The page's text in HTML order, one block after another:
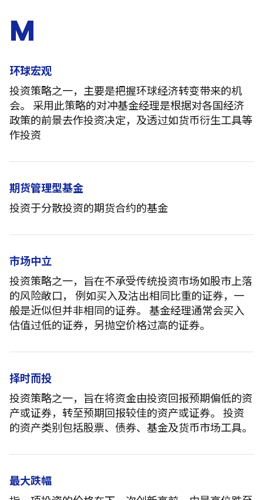
M
环球宏观
投资策略之一，主要是把握环球经济转变带来的机
会。 采用此策略的对冲基金经理是根据对各国经济
政策的前景去作投资决定，及透过如货币衍生工具等
作投资
期货管理型基金
投资于分散投资的期货合约的基金
市场中立
投资策略之一，旨在不承受传统投资市场如股市上落
的风险敞口， 例如买入及沽出相同比重的证券，一
般是近似但并非相同的证券。 基金经理通常会买入
估值过低的证券，另抛空价格过高的证券。
择时而投
投资策略之一，旨在将资金由投资回报预期偏低的资
产或证券，转至预期回报较佳的资产或证券。 投资
的资产类别包括股票、债券、基金及货币市场工具。
最大跌幅